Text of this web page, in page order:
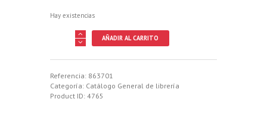
Hay existencias
MANCHAS
cantidad
AÑADIR AL CARRITO
Referencia: 863701
Categoría: Catálogo General de librería
Product ID: 4765